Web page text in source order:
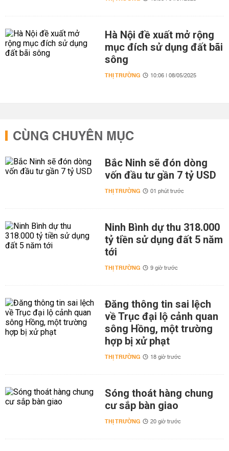
Hà Nội đề xuất mở rộng
mục đích sử dụng đất bãi
sông
THỊ TRƯỜNG 10:06 | 08/05/2025
CÙNG CHUYÊN MỤC
Bắc Ninh sẽ đón dòng
vốn đầu tư gần 7 tỷ USD
THỊ TRƯỜNG 01 phút trước
Ninh Bình dự thu 318.000
tỷ tiền sử dụng đất 5 năm
tới
THỊ TRƯỜNG 9 giờ trước
Đăng thông tin sai lệch
về Trục đại lộ cảnh quan
sông Hồng, một trường
hợp bị xử phạt
THỊ TRƯỜNG 18 giờ trước
Sóng thoát hàng chung
cư sắp bàn giao
THỊ TRƯỜNG 20 giờ trước